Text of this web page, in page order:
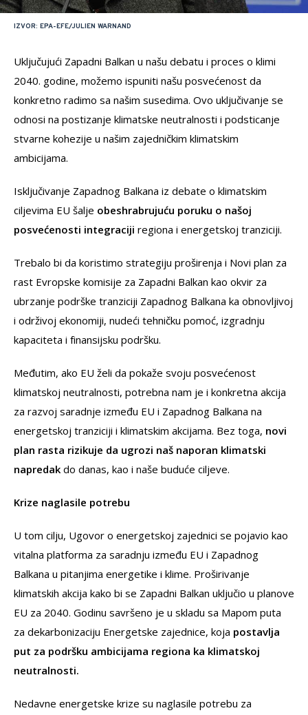
IZVOR: EPA-EFE/JULIEN WARNAND
Uključujući Zapadni Balkan u našu debatu i proces o klimi
2040. godine, možemo ispuniti našu posvećenost da
konkretno radimo sa našim susedima. Ovo uključivanje se
odnosi na postizanje klimatske neutralnosti i podsticanje
stvarne kohezije u našim zajedničkim klimatskim
ambicijama.
Isključivanje Zapadnog Balkana iz debate o klimatskim
ciljevima EU šalje obeshrabrujuću poruku o našoj
posvećenosti integraciji regiona i energetskoj tranziciji.
Trebalo bi da koristimo strategiju proširenja i Novi plan za
rast Evropske komisije za Zapadni Balkan kao okvir za
ubrzanje podrške tranziciji Zapadnog Balkana ka obnovljivoj
i održivoj ekonomiji, nudeći tehničku pomoć, izgradnju
kapaciteta i finansijsku podršku.
Međutim, ako EU želi da pokaže svoju posvećenost
klimatskoj neutralnosti, potrebna nam je i konkretna akcija
za razvoj saradnje između EU i Zapadnog Balkana na
energetskoj tranziciji i klimatskim akcijama. Bez toga, novi
plan rasta rizikuje da ugrozi naš naporan klimatski
napredak do danas, kao i naše buduće ciljeve.
Krize naglasile potrebu
U tom cilju, Ugovor o energetskoj zajednici se pojavio kao
vitalna platforma za saradnju između EU i Zapadnog
Balkana u pitanjima energetike i klime. Proširivanje
klimatskih akcija kako bi se Zapadni Balkan uključio u planove
EU za 2040. Godinu savršeno je u skladu sa Mapom puta
za dekarbonizaciju Energetske zajednice, koja postavlja
put za podršku ambicijama regiona ka klimatskoj
neutralnosti.
Nedavne energetske krize su naglasile potrebu za